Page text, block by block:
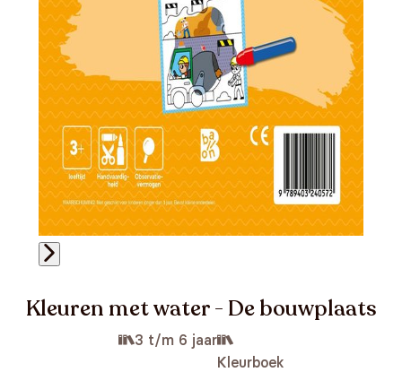
Kleuren met water - De bouwplaats
3 t/m 6 jaar
Kleurboek